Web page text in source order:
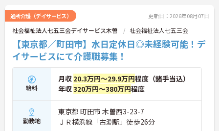
通所介護（デイサービス） 更新日：2026年08月07日
社会福祉法人七五三会デイサービス木曽 社会福祉法人七五三会
【東京都／町田市】水日定休日◎未経験可能！デ
イサービスにて介護職募集！
給料
月収 20.3万円～29.9万円程度（諸手当込）
年収320万円～380万円程度
勤務地
東京都 町田市 木曽西3-23-7
ＪＲ横浜線「古淵駅」徒歩26分